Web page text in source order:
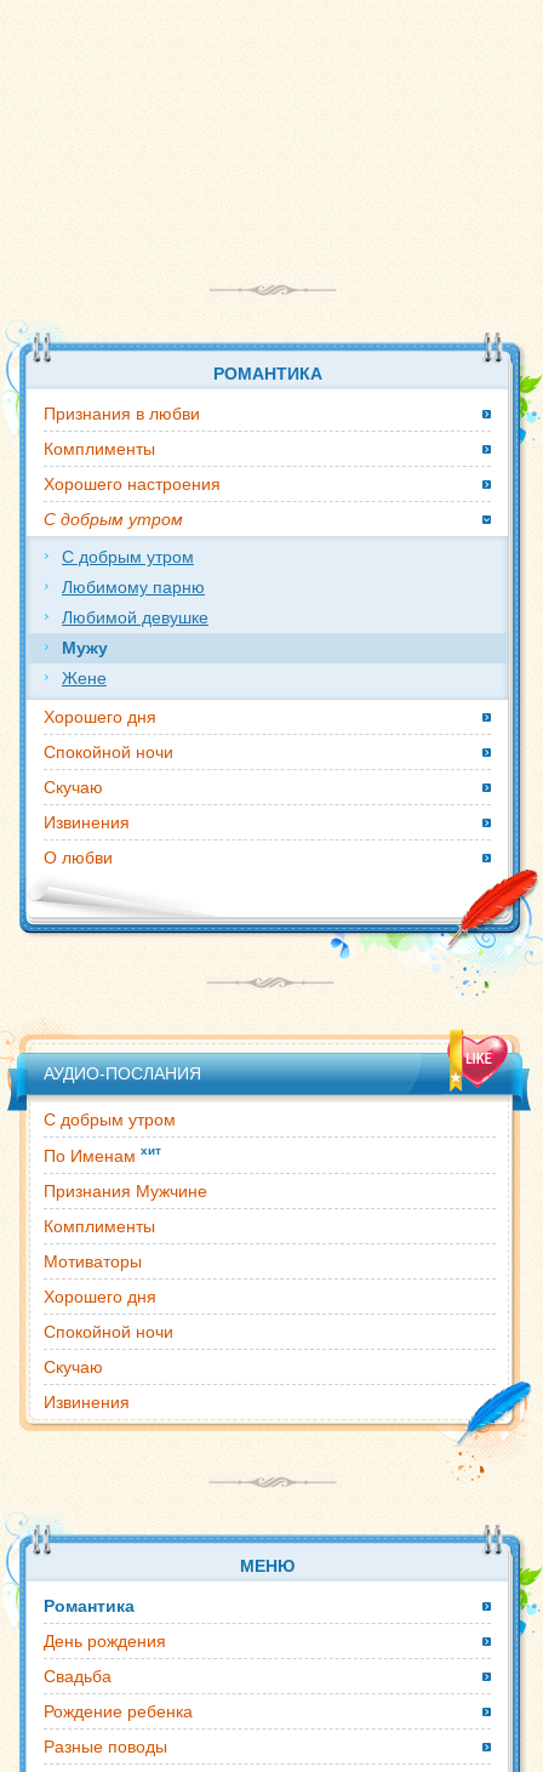
РОМАНТИКА
Признания в любви
Комплименты
Хорошего настроения
С добрым утром
С добрым утром
Любимому парню
Любимой девушке
Мужу
Жене
Хорошего дня
Спокойной ночи
Скучаю
Извинения
О любви
АУДИО-ПОСЛАНИЯ
С добрым утром
По Именам хит
Признания Мужчине
Комплименты
Мотиваторы
Хорошего дня
Спокойной ночи
Скучаю
Извинения
МЕНЮ
Романтика
День рождения
Свадьба
Рождение ребенка
Разные поводы